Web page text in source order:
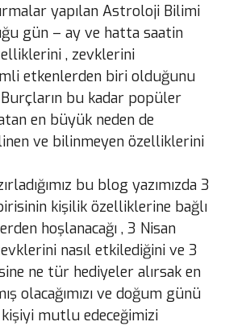
yapılan Astroloji Bilimi
gün – ay ve hatta saatin
, zevklerini
etkenlerden biri olduğunu
bu kadar popüler
en büyük neden de
ve bilinmeyen özelliklerini
bu blog yazımızda 3
kişilik özelliklerine bağlı
hoşlanacağı , 3 Nisan
nasıl etkilediğini ve 3
ne tür hediyeler alırsak en
olacağımızı ve doğum günü
kişiyi mutlu edeceğimizi